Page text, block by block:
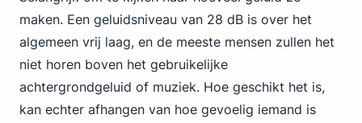
maken. Een geluidsniveau van 28 dB is over het
algemeen vrij laag, en de meeste mensen zullen het
niet horen boven het gebruikelijke
achtergrondgeluid of muziek. Hoe geschikt het is,
kan echter afhangen van hoe gevoelig iemand is